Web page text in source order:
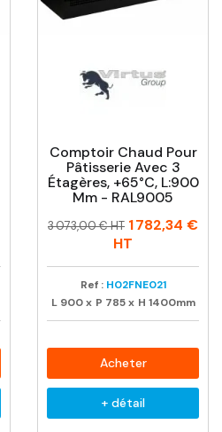
Comptoir Chaud Pour
Pâtisserie Avec 3
Étagères, +65°C, L:900
Mm - RAL9005
Prix
Prix
3 073,00 € HT 1 782,34 €
HT
Ref : H02FNE021
L 900 x P 785 x H 1400mm
Acheter
+ détail